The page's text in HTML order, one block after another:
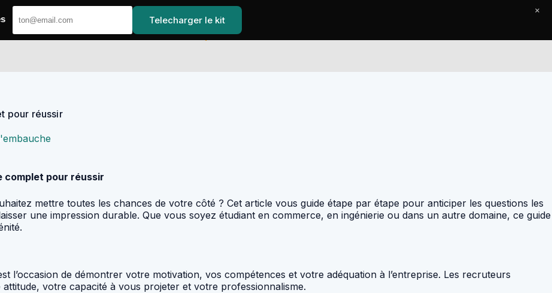
pour réussir
complet pour réussir
mettre toutes les chances de votre côté ? Cet article vous guide étape par étape pour anticiper les questions les
une impression durable. Que vous soyez étudiant en commerce, en ingénierie ou dans un autre domaine, ce guide
l’occasion de démontrer votre motivation, vos compétences et votre adéquation à l’entreprise. Les recruteurs
votre capacité à vous projeter et votre professionnalisme.
Telecharger le kit
×